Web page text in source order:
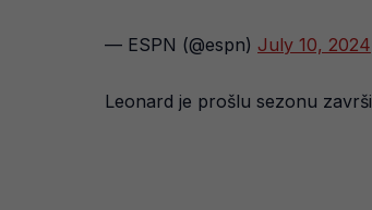
— ESPN (@espn) July 10, 2024
Leonard je prošlu sezonu